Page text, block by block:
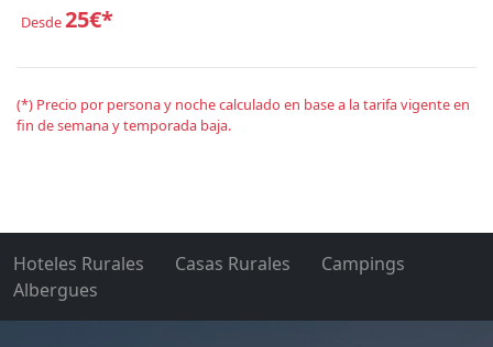
Desde25€*
(*) Precio por persona y noche calculado en base a la tarifa vigente en
fin de semana y temporada baja.
Hoteles Rurales Casas Rurales
Campings
Albergues